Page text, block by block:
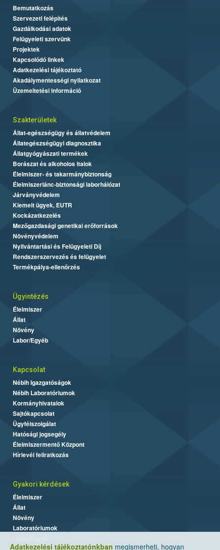
Adatkezelési tájékoztatónkban megismerheti, hogyan
Bemutatkozás
Szervezeti felépítés
Gazdálkodási adatok
Felügyeleti szervünk
Projektek
Kapcsolódó linkek
Adatkezelési tájékoztató
Akadálymentességi nyilatkozat
Üzemeltetési információ
Szakterületek
Állat-egészségügy és állatvédelem
Állategészségügyi diagnosztika
Állatgyógyászati termékek
Borászat és alkoholos italok
Élelmiszer- és takarmánybiztonság
Élelmiszerlánc-biztonsági laborhálózat
Járványvédelem
Kiemelt ügyek, EUTR
Kockázatkezelés
Mezőgazdasági genetikai erőforrások
Növényvédelem
Nyilvántartási és Felügyeleti Díj
Rendszerszervezés és felügyelet
Termékpálya-ellenőrzés
Ügyintézés
Élelmiszer
Állat
Növény
Labor/Egyéb
Kapcsolat
Nébih Igazgatóságok
Nébih Laboratóriumok
Kormányhivatalok
Sajtókapcsolat
Ügyfélszolgálat
Hatósági jogsegély
Élelmiszermentő Központ
Hírlevél feliratkozás
Gyakori kérdések
Élelmiszer
Állat
Növény
Laboratóriumok